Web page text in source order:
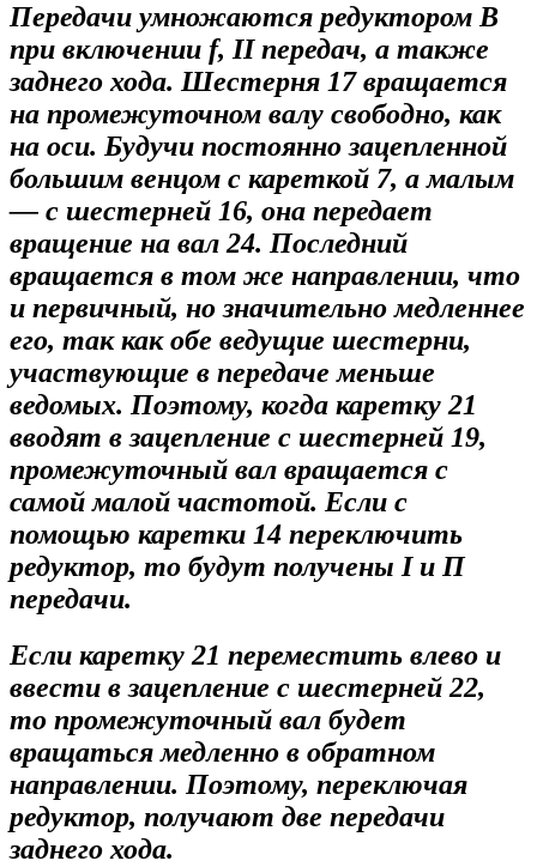
Передачи умножаются редуктором В
при включении f, II передач, а также
заднего хода. Шестерня 17 вращается
на промежуточном валу свободно, как
на оси. Будучи постоянно зацепленной
большим венцом с кареткой 7, а малым
— с шестерней 16, она передает
вращение на вал 24. Последний
вращается в том же направлении, что
и первичный, но значительно медленнее
его, так как обе ведущие шестерни,
участвующие в передаче меньше
ведомых. Поэтому, когда каретку 21
вводят в зацепление с шестерней 19,
промежуточный вал вращается с
самой малой частотой. Если с
помощью каретки 14 переключить
редуктор, то будут получены I и П
передачи.
Если каретку 21 переместить влево и
ввести в зацепление с шестерней 22,
то промежуточный вал будет
вращаться медленно в обратном
направлении. Поэтому, переключая
редуктор, получают две передачи
заднего хода.